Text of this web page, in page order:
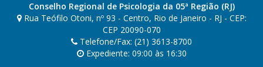
Conselho Regional de Psicologia da 05ª Região (RJ)
Rua Teófilo Otoni, nº 93 - Centro, Rio de Janeiro - RJ - CEP:
CEP 20090-070
Telefone/Fax: (21) 3613-8700
Expediente: 09:00 às 16:30